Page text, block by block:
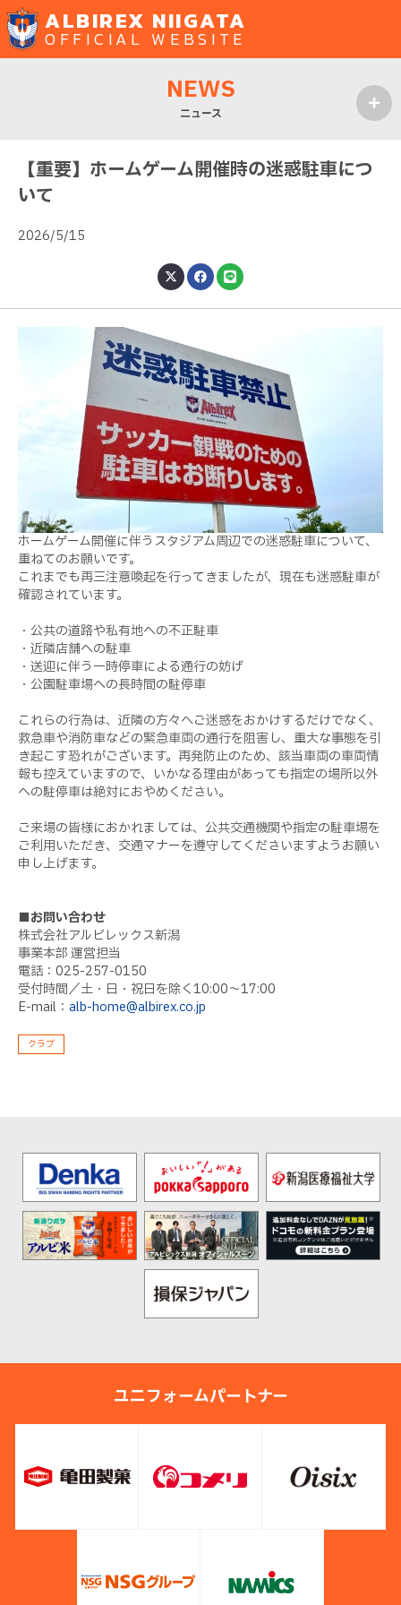
ALBIREX NIIGATA
OFFICIAL WEBSITE
NEWS
ニュース
【重要】ホームゲーム開催時の迷惑駐車につ
いて
2026/5/15
ホームゲーム開催に伴うスタジアム周辺での迷惑駐車について、
重ねてのお願いです。
これまでも再三注意喚起を行ってきましたが、現在も迷惑駐車が
確認されています。
・公共の道路や私有地への不正駐車
・近隣店舗への駐車
・送迎に伴う一時停車による通行の妨げ
・公園駐車場への長時間の駐停車
これらの行為は、近隣の方々へご迷惑をおかけするだけでなく、
救急車や消防車などの緊急車両の通行を阻害し、重大な事態を引
き起こす恐れがございます。再発防止のため、該当車両の車両情
報も控えていますので、いかなる理由があっても指定の場所以外
への駐停車は絶対におやめください。
ご来場の皆様におかれましては、公共交通機関や指定の駐車場を
ご利用いただき、交通マナーを遵守してくださいますようお願い
申し上げます。
■お問い合わせ
株式会社アルビレックス新潟
事業本部 運営担当
電話：025-257-0150
受付時間／土・日・祝日を除く10:00～17:00
E-mail： alb-home@albirex.co.jp
クラブ
ユニフォームパートナー